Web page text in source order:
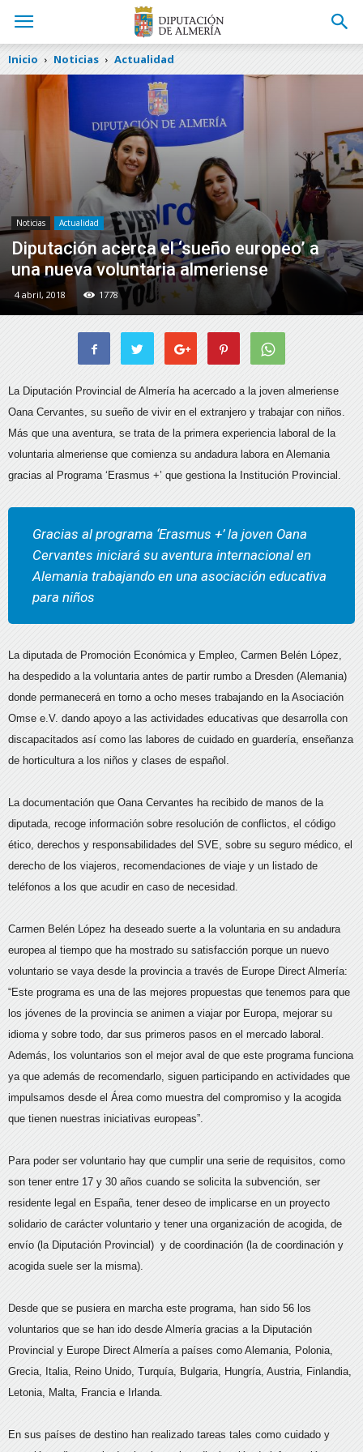
Inicio Noticias Actualidad
Noticias Actualidad
Diputación acerca el ‘sueño europeo’ a
una nueva voluntaria almeriense
4 abril, 2018 1778
La Diputación Provincial de Almería ha acercado a la joven almeriense
Oana Cervantes, su sueño de vivir en el extranjero y trabajar con niños.
Más que una aventura, se trata de la primera experiencia laboral de la
voluntaria almeriense que comienza su andadura labora en Alemania
gracias al Programa ‘Erasmus +’ que gestiona la Institución Provincial.
Gracias al programa ‘Erasmus +’ la joven Oana
Cervantes iniciará su aventura internacional en
Alemania trabajando en una asociación educativa
para niños
La diputada de Promoción Económica y Empleo, Carmen Belén López,
ha despedido a la voluntaria antes de partir rumbo a Dresden (Alemania)
donde permanecerá en torno a ocho meses trabajando en la Asociación
Omse e.V. dando apoyo a las actividades educativas que desarrolla con
discapacitados así como las labores de cuidado en guardería, enseñanza
de horticultura a los niños y clases de español.
La documentación que Oana Cervantes ha recibido de manos de la
diputada, recoge información sobre resolución de conflictos, el código
ético, derechos y responsabilidades del SVE, sobre su seguro médico, el
derecho de los viajeros, recomendaciones de viaje y un listado de
teléfonos a los que acudir en caso de necesidad.
Carmen Belén López ha deseado suerte a la voluntaria en su andadura
europea al tiempo que ha mostrado su satisfacción porque un nuevo
voluntario se vaya desde la provincia a través de Europe Direct Almería:
“Este programa es una de las mejores propuestas que tenemos para que
los jóvenes de la provincia se animen a viajar por Europa, mejorar su
idioma y sobre todo, dar sus primeros pasos en el mercado laboral.
Además, los voluntarios son el mejor aval de que este programa funciona
ya que además de recomendarlo, siguen participando en actividades que
impulsamos desde el Área como muestra del compromiso y la acogida
que tienen nuestras iniciativas europeas”.
Para poder ser voluntario hay que cumplir una serie de requisitos, como
son tener entre 17 y 30 años cuando se solicita la subvención, ser
residente legal en España, tener deseo de implicarse en un proyecto
solidario de carácter voluntario y tener una organización de acogida, de
envío (la Diputación Provincial) y de coordinación (la de coordinación y
acogida suele ser la misma).
Desde que se pusiera en marcha este programa, han sido 56 los
voluntarios que se han ido desde Almería gracias a la Diputación
Provincial y Europe Direct Almería a países como Alemania, Polonia,
Grecia, Italia, Reino Unido, Turquía, Bulgaria, Hungría, Austria, Finlandia,
Letonia, Malta, Francia e Irlanda.
En sus países de destino han realizado tareas tales como cuidado y